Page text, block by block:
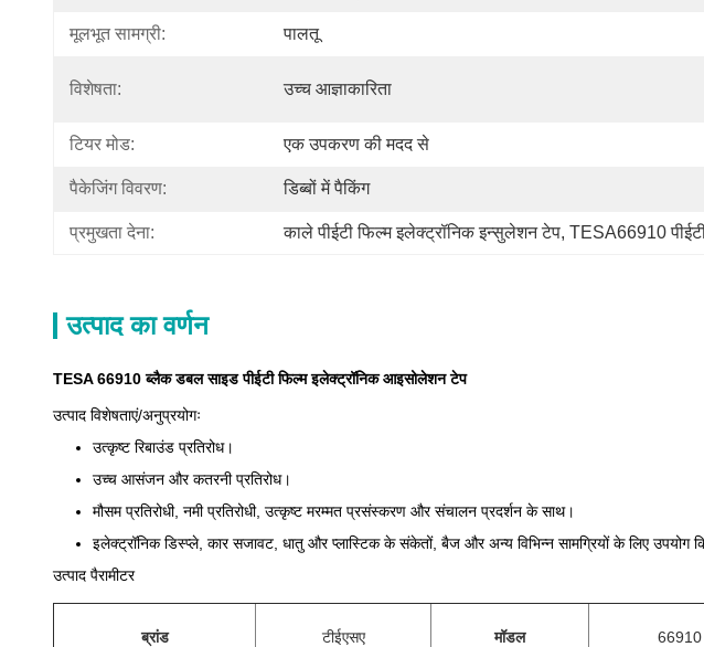
मूलभूत सामग्री: पालतू
विशेषता: उच्च आज्ञाकारिता
टियर मोड: एक उपकरण की मदद से
पैकेजिंग विवरण: डिब्बों में पैकिंग
प्रमुखता देना: काले पीईटी फिल्म इलेक्ट्रॉनिक इन्सुलेशन टेप, TESA66910
उत्पाद का वर्णन
TESA 66910 ब्लैक डबल साइड पीईटी फिल्म इलेक्ट्रॉनिक आइसोलेशन टेप
उत्पाद विशेषताएं/अनुप्रयोगः
उत्कृष्ट रिबाउंड प्रतिरोध।
उच्च आसंजन और कतरनी प्रतिरोध।
मौसम प्रतिरोधी, नमी प्रतिरोधी, उत्कृष्ट मरम्मत प्रसंस्करण और संचालन प्रदर्शन के साथ।
इलेक्ट्रॉनिक डिस्प्ले, कार सजावट, धातु और प्लास्टिक के संकेतों, बैज और अन्य विभिन्न सामग्रियों के लिए उपयोग
उत्पाद पैरामीटर
ब्रांड टीईएसए मॉडल 66910